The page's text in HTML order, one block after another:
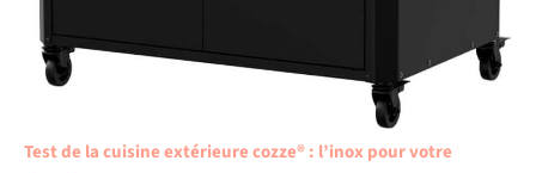
Test de la cuisine extérieure cozze® : l’inox pour votre